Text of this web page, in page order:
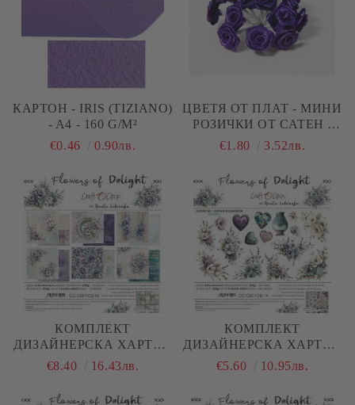
КАРТОН - IRIS (TIZIANO)
- A4 - 160 G/M²
€0.46
0.90лв.
ЦВЕТЯ ОТ ПЛАТ - МИНИ
РОЗИЧКИ ОТ САТЕН -
ТЪМНО ЛИЛАВО - 36 БР
€1.80 3.52лв.
КОМПЛЕКТ
ДИЗАЙНЕРСКА ХАРТИЯ
- FLOWERS OF DELIGHT
€8.40 16.43лв.
КОМПЛЕКТ
ДИЗАЙНЕРСКА ХАРТИЯ
- FLOWERS OF DELIGHT
€5.60 10.95лв.